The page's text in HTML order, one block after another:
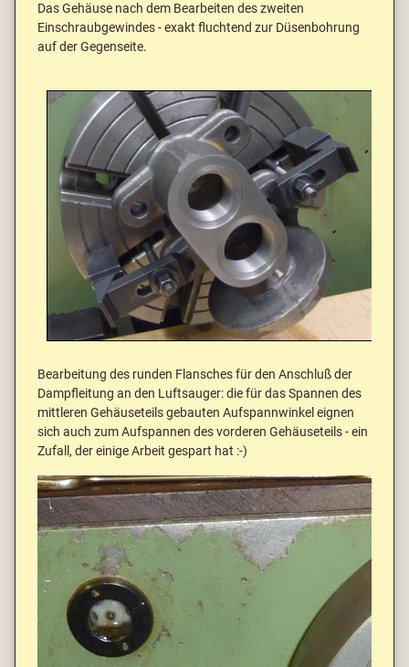
Das Gehäuse nach dem Bearbeiten des zweiten
Einschraubgewindes - exakt fluchtend zur Düsenbohrung
auf der Gegenseite.
Bearbeitung des runden Flansches für den Anschluß der
Dampfleitung an den Luftsauger: die für das Spannen des
mittleren Gehäuseteils gebauten Aufspannwinkel eignen
sich auch zum Aufspannen des vorderen Gehäuseteils - ein
Zufall, der einige Arbeit gespart hat :-)